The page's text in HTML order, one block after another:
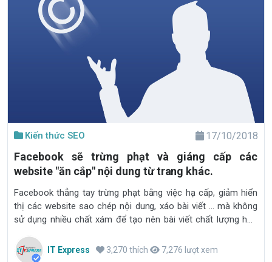
Kiến thức SEO 17/10/2018
Facebook sẽ trừng phạt và giáng cấp các
website "ăn cắp" nội dung từ trang khác.
Facebook thẳng tay trừng phạt bằng việc hạ cấp, giảm hiển
thị các website sao chép nội dung, xáo bài viết ... mà không
sử dụng nhiều chất xám để tạo nên bài viết chất lượng hơn
IT Express 3,270 thích 7,276 lượt xem